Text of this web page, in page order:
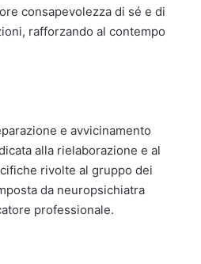
consapevolezza di sé e di
rafforzando al contempo
e avvicinamento
alla rielaborazione e al
rivolte al gruppo dei
da neuropsichiatra
professionale.